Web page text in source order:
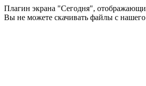
Плагин экрана "Сегодня",
Вы не можете скачивать файлы с нашего